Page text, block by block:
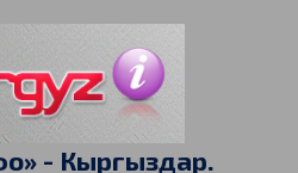
- Кыргыздар.